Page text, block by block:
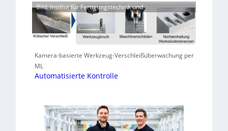
Bild: Institut für Fertigungstechnik und
Kamera-basierte Werkzeug-Verschleißüberwachung per
ML
Automatisierte Kontrolle